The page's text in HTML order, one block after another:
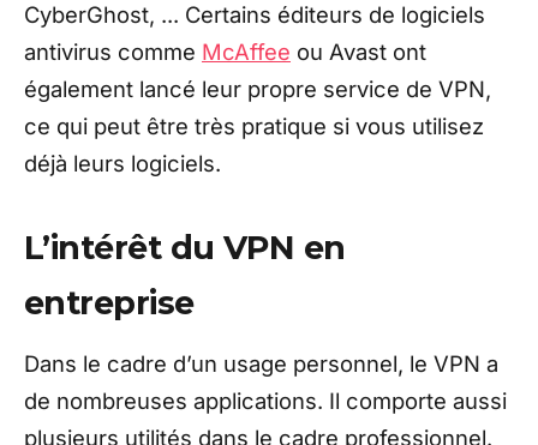
CyberGhost, ... Certains éditeurs de logiciels
antivirus comme McAffee ou Avast ont
également lancé leur propre service de VPN,
ce qui peut être très pratique si vous utilisez
déjà leurs logiciels.
L’intérêt du VPN en
entreprise
Dans le cadre d’un usage personnel, le VPN a
de nombreuses applications. Il comporte aussi
plusieurs utilités dans le cadre professionnel.